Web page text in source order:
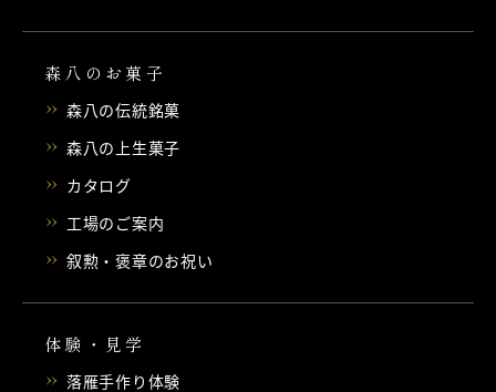
森八のお菓子
森八の伝統銘菓
森八の上生菓子
カタログ
工場のご案内
叙勲・褒章のお祝い
体験・見学
落雁手作り体験